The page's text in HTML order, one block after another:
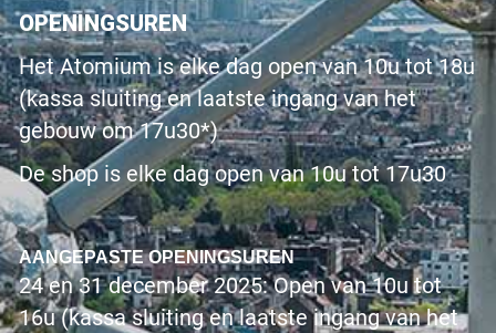
OPENINGSUREN
Het Atomium is elke dag open van 10u tot 18u
(kassa sluiting en laatste ingang van het
gebouw om 17u30*)
De shop is elke dag open van 10u tot 17u30
AANGEPASTE OPENINGSUREN
24 en 31 december 2025: Open van 10u tot
16u (kassa sluiting en laatste ingang van het